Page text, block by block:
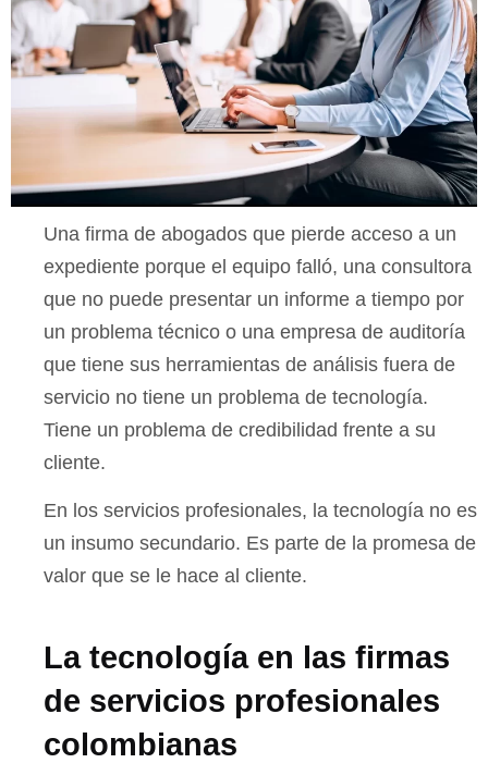
Una firma de abogados que pierde acceso a un
expediente porque el equipo falló, una consultora
que no puede presentar un informe a tiempo por
un problema técnico o una empresa de auditoría
que tiene sus herramientas de análisis fuera de
servicio no tiene un problema de tecnología.
Tiene un problema de credibilidad frente a su
cliente.
En los servicios profesionales, la tecnología no es
un insumo secundario. Es parte de la promesa de
valor que se le hace al cliente.
La tecnología en las firmas
de servicios profesionales
colombianas